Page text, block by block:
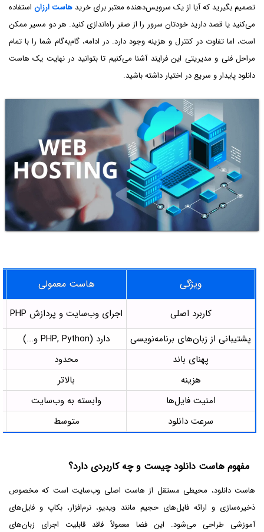
تصمیم بگیرید که آیا از یک سرویس‌دهنده معتبر برای خرید هاست ارزان استفاده
می‌کنید یا قصد دارید خودتان سرور را از صفر راه‌اندازی کنید. هر دو مسیر ممکن
است، اما تفاوت در کنترل و هزینه وجود دارد. در ادامه، گام‌به‌گام شما را با تمام
مراحل فنی و مدیریتی این فرایند آشنا می‌کنیم تا بتوانید در نهایت یک هاست
دانلود پایدار و سریع در اختیار داشته باشید.
ویژگی هاست معمولی
کاربرد اصلی اجرای وب‌سایت و پردازش PHP
پشتیبانی از زبان‌های برنامه‌نویسی
دارد (PHP, Python و...)
پهنای باند
محدود
هزینه
بالاتر
امنیت فایل‌ها
وابسته به وب‌سایت
سرعت دانلود
متوسط
مفهوم هاست دانلود چیست و چه کاربردی دارد؟
هاست دانلود، محیطی مستقل از هاست اصلی وب‌سایت است که مخصوص
ذخیره‌سازی و ارائه فایل‌های حجیم مانند ویدیو، نرم‌افزار، بکاپ و فایل‌های
آموزشی طراحی می‌شود. این فضا معمولاً فاقد قابلیت اجرای زبان‌های